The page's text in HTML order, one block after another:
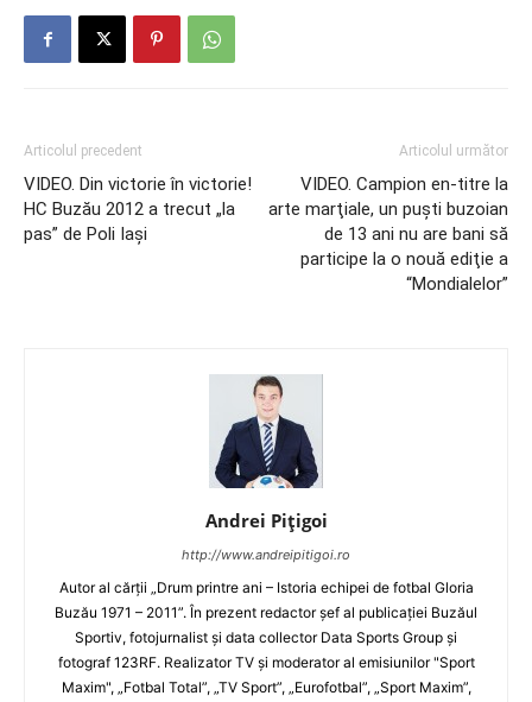
Articolul precedent
VIDEO. Din victorie în victorie!
HC Buzău 2012 a trecut „la
pas” de Poli Iaşi
Articolul următor
VIDEO. Campion en-titre la
arte marţiale, un puşti buzoian
de 13 ani nu are bani să
participe la o nouă ediţie a
“Mondialelor”
Andrei Pițigoi
http://www.andreipitigoi.ro
Autor al cărţii „Drum printre ani – Istoria echipei de fotbal Gloria
Buzău 1971 – 2011”. În prezent redactor şef al publicaţiei Buzăul
Sportiv, fotojurnalist şi data collector Data Sports Group şi
fotograf 123RF. Realizator TV şi moderator al emisiunilor "Sport
Maxim", „Fotbal Total”, „TV Sport”, „Eurofotbal”, „Sport Maxim”,